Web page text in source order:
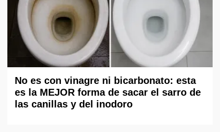
No es con vinagre ni bicarbonato: esta
es la MEJOR forma de sacar el sarro de
las canillas y del inodoro